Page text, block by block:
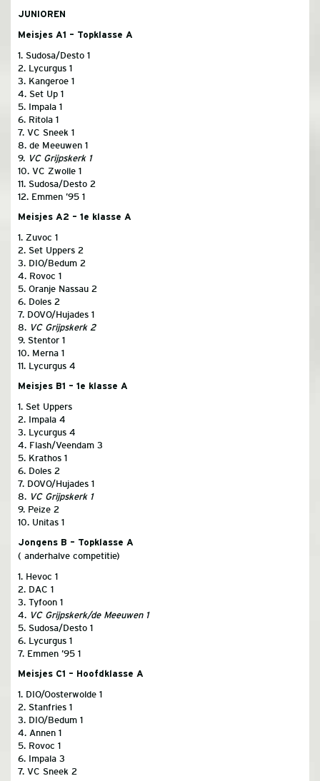
JUNIOREN
Meisjes A1 – Topklasse A
1. Sudosa/Desto 1
2. Lycurgus 1
3. Kangeroe 1
4. Set Up 1
5. Impala 1
6. Ritola 1
7. VC Sneek 1
8. de Meeuwen 1
9. VC Grijpskerk 1
10. VC Zwolle 1
11. Sudosa/Desto 2
12. Emmen ’95 1
Meisjes A2 – 1e klasse A
1. Zuvoc 1
2. Set Uppers 2
3. DIO/Bedum 2
4. Rovoc 1
5. Oranje Nassau 2
6. Doles 2
7. DOVO/Hujades 1
8. VC Grijpskerk 2
9. Stentor 1
10. Merna 1
11. Lycurgus 4
Meisjes B1 – 1e klasse A
1. Set Uppers
2. Impala 4
3. Lycurgus 4
4. Flash/Veendam 3
5. Krathos 1
6. Doles 2
7. DOVO/Hujades 1
8. VC Grijpskerk 1
9. Peize 2
10. Unitas 1
Jongens B – Topklasse A
( anderhalve competitie)
1. Hevoc 1
2. DAC 1
3. Tyfoon 1
4. VC Grijpskerk/de Meeuwen 1
5. Sudosa/Desto 1
6. Lycurgus 1
7. Emmen ’95 1
Meisjes C1 – Hoofdklasse A
1. DIO/Oosterwolde 1
2. Stanfries 1
3. DIO/Bedum 1
4. Annen 1
5. Rovoc 1
6. Impala 3
7. VC Sneek 2